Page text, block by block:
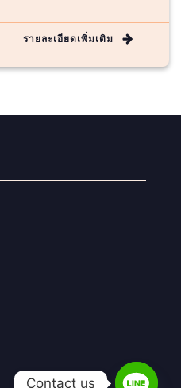
รายละเอียดเพิ่มเติม
Contact us